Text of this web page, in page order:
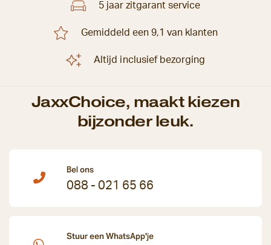
5 jaar zitgarant service
Gemiddeld een 9,1 van klanten
Altijd inclusief bezorging
JaxxChoice, maakt kiezen
bijzonder leuk.
Bel ons
088 - 021 65 66
Stuur een WhatsApp'je